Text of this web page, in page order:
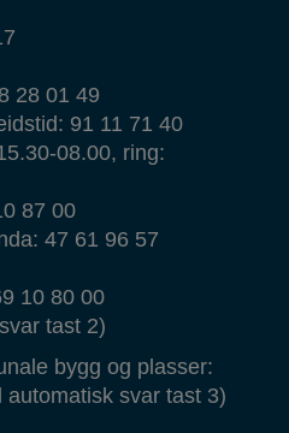
28 01 49
91 11 71 40
08.00, ring:
87 00
47 61 96 57
10 80 00
tast 2)
bygg og plasser:
automatisk svar tast 3)